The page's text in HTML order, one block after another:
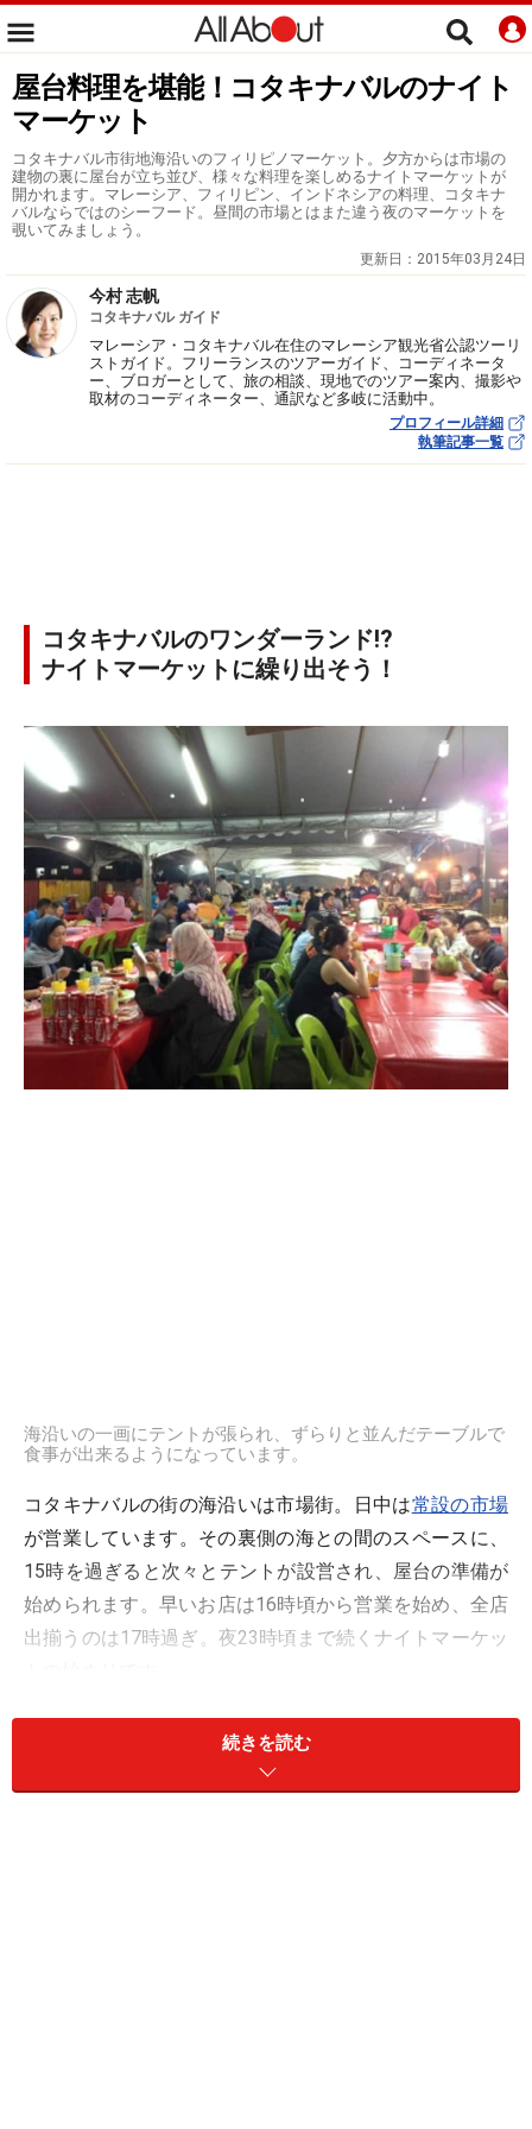
屋台料理を堪能！コタキナバルのナイト
マーケット
コタキナバル市街地海沿いのフィリピノマーケット。夕方からは市場の
建物の裏に屋台が立ち並び、様々な料理を楽しめるナイトマーケットが
開かれます。マレーシア、フィリピン、インドネシアの料理、コタキナ
バルならではのシーフード。昼間の市場とはまた違う夜のマーケットを
覗いてみましょう。
更新日： 2015年03月24日
今村 志帆
コタキナバル ガイド
マレーシア・コタキナバル在住のマレーシア観光省公認ツーリ
ストガイド。フリーランスのツアーガイド、コーディネータ
ー、ブロガーとして、旅の相談、現地でのツアー案内、撮影や
取材のコーディネーター、通訳など多岐に活動中。
プロフィール詳細
執筆記事一覧
コタキナバルのワンダーランド!?
ナイトマーケットに繰り出そう！
海沿いの一画にテントが張られ、ずらりと並んだテーブルで
食事が出来るようになっています。
コタキナバルの街の海沿いは市場街。日中は常設の市場
が営業しています。その裏側の海との間のスペースに、
15時を過ぎると次々とテントが設営され、屋台の準備が
始められます。早いお店は16時頃から営業を始め、全店
出揃うのは17時過ぎ。夜23時頃まで続くナイトマーケッ
食材販売が中心の昼間の市場と違い、夜はお食事できる
屋台がメイン。イスラム教徒の屋台なので、中華系の屋
続きを読む